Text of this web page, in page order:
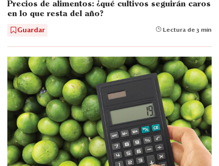
Precios de alimentos: ¿qué cultivos seguirán caros
en lo que resta del año?
Guardar Lectura de 3 min